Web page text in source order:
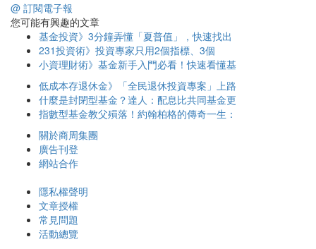
@ 訂閱電子報
您可能有興趣的文章
基金投資》3分鐘弄懂「夏普值」，快速找出
231投資術》投資專家只用2個指標、3個
小資理財術》基金新手入門必看！快速看懂基
低成本存退休金》「全民退休投資專案」上路
什麼是封閉型基金？達人：配息比共同基金更
指數型基金教父殞落！約翰柏格的傳奇一生：
關於商周集團
廣告刊登
網站合作
隱私權聲明
文章授權
常見問題
活動總覽